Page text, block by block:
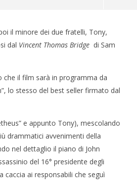
Pink Floyd in mostra a Roma
15/09/2012
il minore dei due fratelli, Tony,
dal Vincent Thomas Bridgedi Sam
che il film sarà in programma da
lo stesso del best seller firmato dal
e appunto Tony), mescolando
drammatici avvenimenti della
nel dettaglio il piano di John
del 16° presidente degli
ai responsabili che seguì